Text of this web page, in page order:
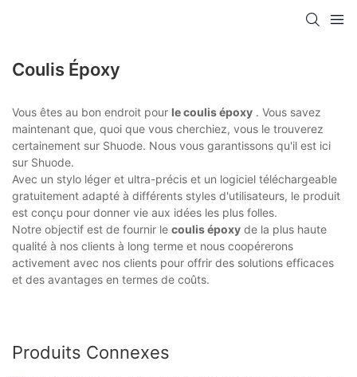
Coulis Époxy
Vous êtes au bon endroit pour le coulis époxy . Vous savez
maintenant que, quoi que vous cherchiez, vous le trouverez
certainement sur Shuode. Nous vous garantissons qu'il est ici
sur Shuode.
Avec un stylo léger et ultra-précis et un logiciel téléchargeable
gratuitement adapté à différents styles d'utilisateurs, le produit
est conçu pour donner vie aux idées les plus folles.
Notre objectif est de fournir le coulis époxy de la plus haute
qualité à nos clients à long terme et nous coopérerons
activement avec nos clients pour offrir des solutions efficaces
et des avantages en termes de coûts.
Produits Connexes